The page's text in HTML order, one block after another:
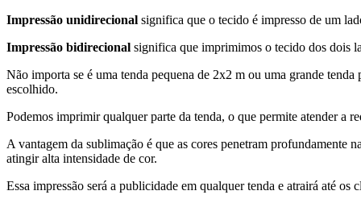
Impressão unidirecional significa que o tecido é impresso de um
Impressão bidirecional significa que imprimimos o tecido dos dois
Não importa se é uma tenda pequena de 2x2 m ou uma grande
escolhido.
Podemos imprimir qualquer parte da tenda, o que permite atender a
A vantagem da sublimação é que as cores penetram profundamente
atingir alta intensidade de cor.
Essa impressão será a publicidade em qualquer tenda e atrairá até